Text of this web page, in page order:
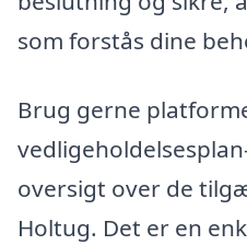
som forstås dine
Brug gerne
oversigt over de
Holtug. Det er en